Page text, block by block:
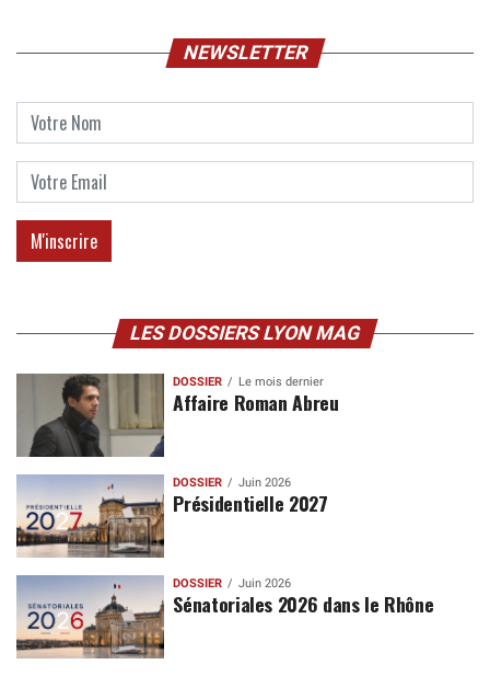
NEWSLETTER
LES DOSSIERS LYON MAG
DOSSIER Le mois dernier
Affaire Roman Abreu
DOSSIER Juin 2026
Présidentielle 2027
DOSSIER Juin 2026
Sénatoriales 2026 dans le Rhône